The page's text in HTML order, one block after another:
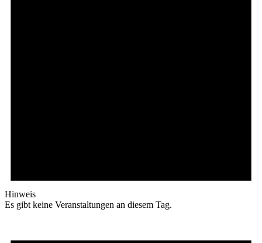
Hinweis
Es gibt keine Veranstaltungen an diesem Tag.